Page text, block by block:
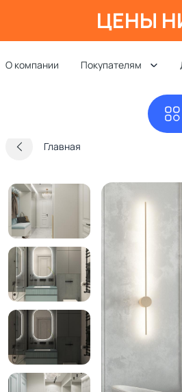
ЦЕНЫ
О компании Покупателям
Главная